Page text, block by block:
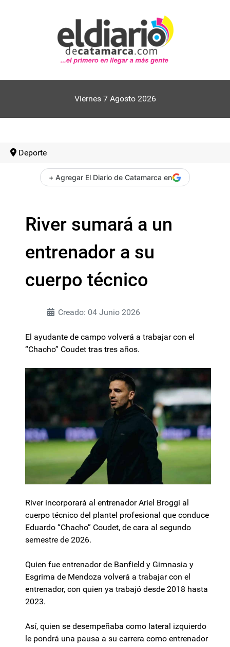
Viernes 7 Agosto 2026
Deporte
+ Agregar El Diario de Catamarca en
River sumará a un
entrenador a su
cuerpo técnico
Creado: 04 Junio 2026
El ayudante de campo volverá a trabajar con el
“Chacho” Coudet tras tres años.
River incorporará al entrenador Ariel Broggi al
cuerpo técnico del plantel profesional que conduce
Eduardo “Chacho” Coudet, de cara al segundo
semestre de 2026.
Quien fue entrenador de Banfield y Gimnasia y
Esgrima de Mendoza volverá a trabajar con el
entrenador, con quien ya trabajó desde 2018 hasta
2023.
Así, quien se desempeñaba como lateral izquierdo
le pondrá una pausa a su carrera como entrenador